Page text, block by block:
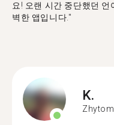
요! 오랜 시간 중단했던
벽한 앱입니다."
K.